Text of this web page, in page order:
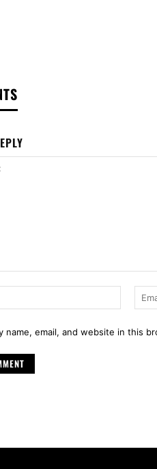
Name:*
name, email, and website in this